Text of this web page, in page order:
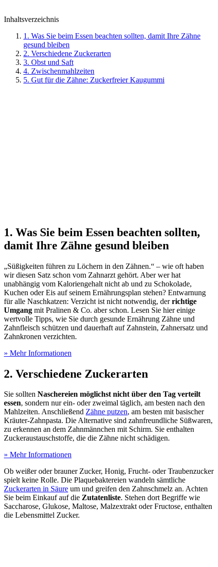
Inhaltsverzeichnis
1. Was Sie beim Essen beachten sollten, damit Ihre Zähne
gesund bleiben
2. Verschiedene Zuckerarten
3. Obst und Saft
4. Zwischenmahlzeiten
5. Gut für die Zähne: Zuckerfreier Kaugummi
1. Was Sie beim Essen beachten sollten,
damit Ihre Zähne gesund bleiben
„Süßigkeiten führen zu Löchern in den Zähnen.“ – wie oft haben
wir diesen Satz schon vom Zahnarzt gehört. Aber wer hat
unabhängig vom Kaloriengehalt nicht ab und zu Schokolade,
Kuchen oder Eis auf seinem Ernährungsplan stehen? Entwarnung
für alle Naschkatzen: Verzicht ist nicht notwendig, derrichtige
Umgang mit Pralinen & Co. aber schon. Lesen Sie hier einige
wertvolle Tipps, wie Sie durch gesunde Ernährung Zähne und
Zahnfleisch schützen und dauerhaft auf Zahnstein, Zahnersatz und
Zahnkronen verzichten.
» Mehr Informationen
2. Verschiedene Zuckerarten
Sie sollten Naschereien möglichst nicht über den Tag verteilt
essen, sondern nur ein- oder zweimal täglich, am besten nach den
Mahlzeiten. Anschließend Zähne putzen, am besten mit basischer
Kräuter-Zahnpasta. Die Alternative sind zahnfreundliche Süßwaren,
zu erkennen an dem Zahnmännchen mit Schirm. Sie enthalten
Zuckeraustauschstoffe, die die Zähne nicht schädigen.
» Mehr Informationen
Ob weißer oder brauner Zucker, Honig, Frucht- oder Traubenzucker
spielt keine Rolle. Die Plaquebaktereien wandeln sämtliche
Zuckerarten in Säure um und greifen den Zahnschmelz an. Achten
Sie beim Einkauf auf die Zutatenliste. Stehen dort Begriffe wie
Saccharose, Glukose, Maltose, Malzextrakt oder Fructose, enthalten
die Lebensmittel Zucker.